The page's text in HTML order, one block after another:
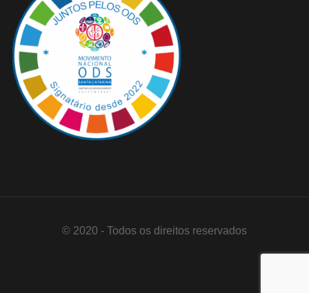
© 2020 - Todos os direitos reservados